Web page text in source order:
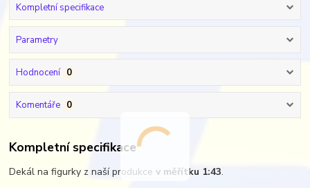
Kompletní specifikace
Parametry
Hodnocení 0
Komentáře 0
Kompletní specifikace
Dekál na figurky z naší produkcev měřítku 1:43.